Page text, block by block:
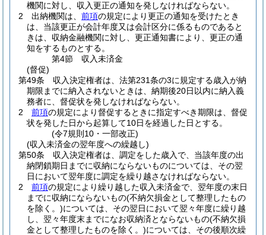
機関に対し、収入更正の通知を発しなければならない。
2
出納機関は、 前項の規定により更正の通知を受けたとき
は、当該更正が会計年度又は会計区分に係るものであると
きは、収納金融機関に対し、更正通知書により、更正の通
知をするものとする。
第4節
収入未済金
(督促)
第49条
収入決定権者は、法第231条の3に規定する歳入が納
期限までに納入されないときは、納期後20日以内に納入義
務者に、督促状を発しなければならない。
2
前項の規定により督促するときに指定すべき期限は、督促
状を発した日から起算して10日を経過した日とする。
(令7規則10・一部改正)
(収入未済金の翌年度への繰越し)
第50条
収入決定権者は、調定をした歳入で、当該年度の出
納閉鎖期日までに収納にならないものについては、その翌
日において翌年度に調定を繰り越さなければならない。
2
前項の規定により繰り越した収入未済金で、翌年度の末日
までに収納にならないもの(不納欠損金として整理したもの
を除く。)については、その翌日において翌々年度に繰り越
し、翌々年度末までになお収納済とならないもの(不納欠損
金として整理したものを除く。)については、その後順次繰